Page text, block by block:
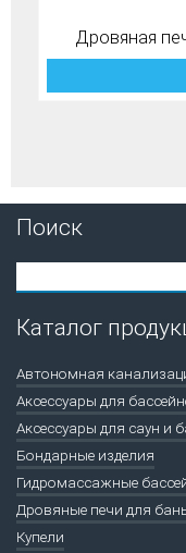
Дровяная
Поиск
Каталог
Автономная
Аксессуары для
Аксессуары для саун и
Бондарные изделия
Гидромассажные
Дровяные печи для
Купели